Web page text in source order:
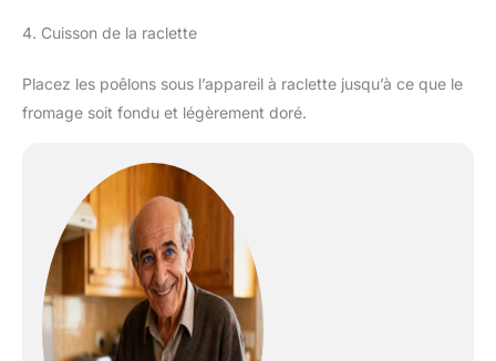
4. Cuisson de la raclette
Placez les poêlons sous l’appareil à raclette jusqu’à ce que le
fromage soit fondu et légèrement doré.